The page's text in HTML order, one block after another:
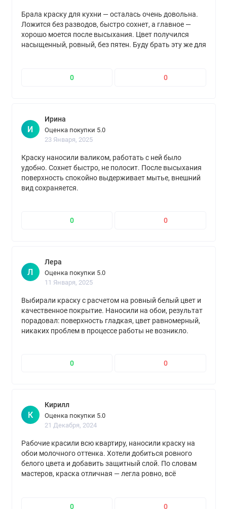
Брала краску для кухни — осталась очень довольна.
Ложится без разводов, быстро сохнет, а главное —
хорошо моется после высыхания. Цвет получился
насыщенный, ровный, без пятен. Буду брать эту же для
0 0
И
Ирина
Оценка покупки 5.0
23 Января, 2025
Краску наносили валиком, работать с ней было
удобно. Сохнет быстро, не полосит. После высыхания
поверхность спокойно выдерживает мытье, внешний
вид сохраняется.
0 0
Л
Лера
Оценка покупки 5.0
11 Января, 2025
Выбирали краску с расчетом на ровный белый цвет и
качественное покрытие. Наносили на обои, результат
порадовал: поверхность гладкая, цвет равномерный,
никаких проблем в процессе работы не возникло.
0 0
К
Кирилл
Оценка покупки 5.0
21 Декабря, 2024
Рабочие красили всю квартиру, наносили краску на
обои молочного оттенка. Хотели добиться ровного
белого цвета и добавить защитный слой. По словам
мастеров, краска отличная — легла ровно, всё
0
0